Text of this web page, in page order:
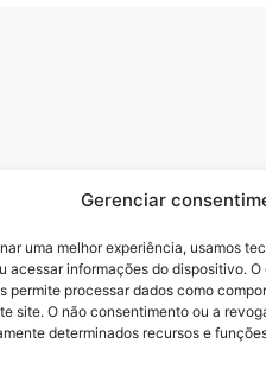
Gerenciar
uma melhor experiência, usamos
acessar informações do dispositivo.
permite processar dados como
site. O não consentimento ou a
determinados recursos e
Batista,.